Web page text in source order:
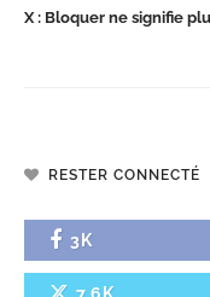
X : Bloquer ne signifie
RESTER CONNECTÉ
3K
7.6K